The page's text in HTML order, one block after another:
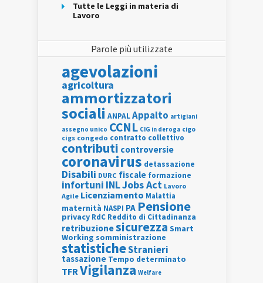
Tutte le Leggi in materia di
Lavoro
Parole più utilizzate
agevolazioni
agricoltura
ammortizzatori
sociali ANPALAppalto artigiani
assegno unico CCNL CIG in deroga cigo
cigs congedo contratto collettivo
contributi controversie
coronavirus detassazione
Disabili DURC fiscale formazione
infortuni INLJobs Act Lavoro
Agile Licenziamento Malattia
maternità NASPI PA Pensione
privacy RdC Reddito di Cittadinanza
retribuzionesicurezza Smart
Working somministrazione
statisticheStranieri
tassazione Tempo determinato
TFRVigilanza Welfare